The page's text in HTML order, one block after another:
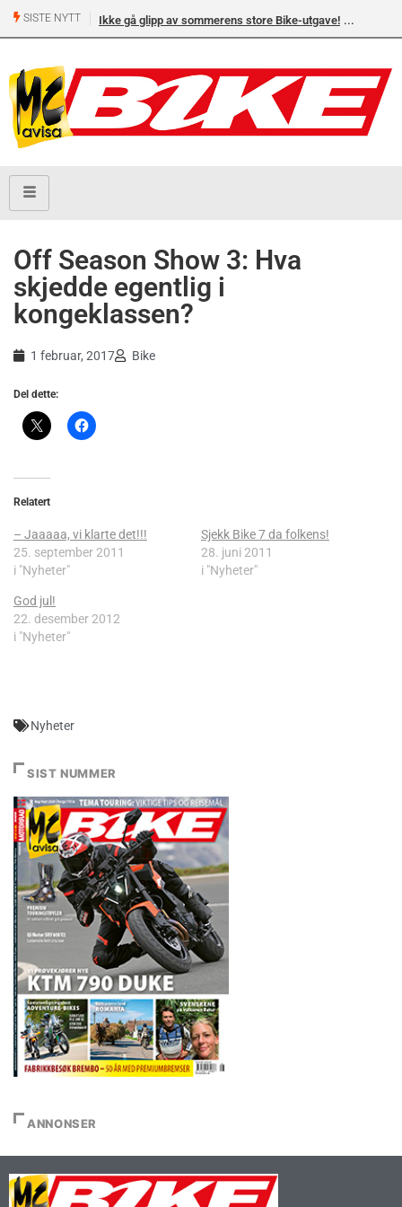
SISTE NYTT Ikke gå glipp av sommerens store Bike-utgave!
Off Season Show 3: Hva
skjedde egentlig i
kongeklassen?
1 februar, 2017 Bike
Del dette:
Relatert
– Jaaaaa, vi klarte det!!!
25. september 2011
i "Nyheter"
Sjekk Bike 7 da folkens!
28. juni 2011
i "Nyheter"
God jul!
22. desember 2012
i "Nyheter"
Nyheter
SIST NUMMER
ANNONSER